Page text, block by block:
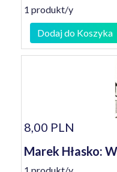
1 produkt/y
Dodaj do Koszyka
8,00 PLN
Marek Hłasko: